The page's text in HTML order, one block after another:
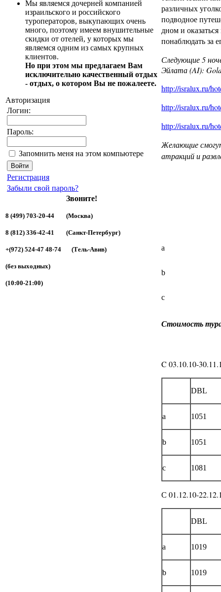
Мы являемся дочерней компанией
израильского и российского
туроператоров, выкупающих очень
много, поэтому имеем внушительные
скидки от отелей, у которых мы
являемся одним из самых крупных
клиентов.
Но при этом мы предлагаем Вам
исключительно качественный отдых
- отдых, о котором Вы не пожалеете.
Авторизация
Логин:
Пароль:
Запомнить меня на этом компьютере
Регистрация
Забыли свой пароль?
Звоните!
8 (499) 703-20-44 (Москва)
8 (812) 336-42-41 (Санкт-Петербург)
+(972) 524-47 48-74 (Тель-Авив)
(без выходных)
(10:00-21:00)
различных
подводное
дном и
понаблюдать за
Следующие 5
Эйлата (AI):
http://isralux.ru/
http://isralux.ru/
http://isralux.ru/
Желающие
атракций и
a
b
c
Стоимость
C 03.10.10-
DBL
a 1051
b 1051
c 1081
С 01.12.10-
DBL
a 1019
b 1019